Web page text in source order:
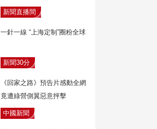
新聞直播間
一針一線 “上海定制”圈粉全球
新聞30分
《回家之路》預告片感動全網
竟遭綠營側翼惡意抨擊
中國新聞